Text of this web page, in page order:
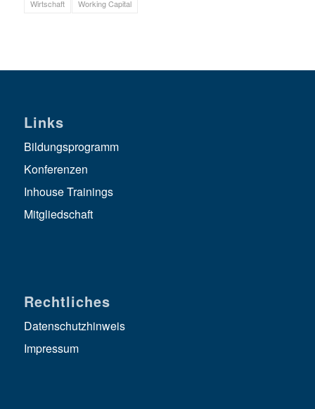
Wirtschaft Working Capital
Links
Bildungsprogramm
Konferenzen
Inhouse Trainings
Mitgliedschaft
Rechtliches
Datenschutzhinweis
Impressum